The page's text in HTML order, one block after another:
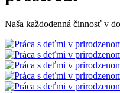
Naša každodenná činnosť v